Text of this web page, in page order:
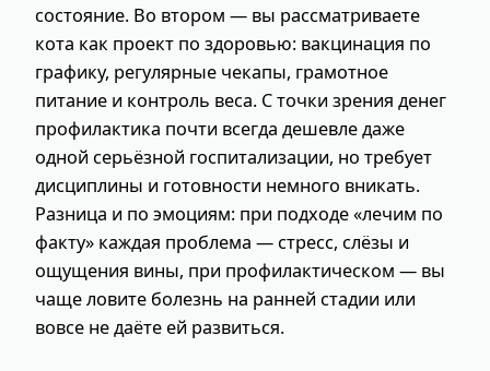
состояние. Во втором — вы рассматриваете
кота как проект по здоровью: вакцинация по
графику, регулярные чекапы, грамотное
питание и контроль веса. С точки зрения денег
профилактика почти всегда дешевле даже
одной серьёзной госпитализации, но требует
дисциплины и готовности немного вникать.
Разница и по эмоциям: при подходе «лечим по
факту» каждая проблема — стресс, слёзы и
ощущения вины, при профилактическом — вы
чаще ловите болезнь на ранней стадии или
вовсе не даёте ей развиться.